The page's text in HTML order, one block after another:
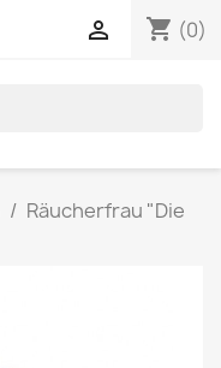
shopping_cart (0)

Räucherfrau "Die